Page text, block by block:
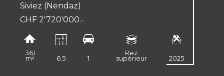
Siviez (Nendaz)
CHF 2'720'000.-
361
m² 6.5 1
Rez
supérieur 2025